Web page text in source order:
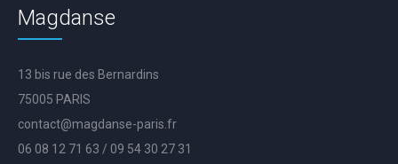
Magdanse
13 bis rue des Bernardins
75005 PARIS
contact@magdanse-paris.fr
06 08 12 71 63 / 09 54 30 27 31